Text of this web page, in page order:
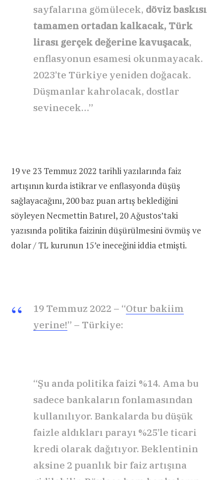
sayfalarına gömülecek, döviz baskısı
tamamen ortadan kalkacak, Türk
lirası gerçek değerine kavuşacak,
enflasyonun esamesi okunmayacak.
2023’te Türkiye yeniden doğacak.
Düşmanlar kahrolacak, dostlar
sevinecek…”
19 ve 23 Temmuz 2022 tarihli yazılarında faiz
artışının kurda istikrar ve enflasyonda düşüş
sağlayacağını, 200 baz puan artış beklediğini
söyleyen Necmettin Batırel, 20 Ağustos’taki
yazısında politika faizinin düşürülmesini övmüş ve
dolar / TL kurunun 15’e ineceğini iddia etmişti.
19 Temmuz 2022 – “Otur bakiim
yerine!” – Türkiye:
“Şu anda politika faizi %14. Ama bu
sadece bankaların fonlamasından
kullanılıyor. Bankalarda bu düşük
faizle aldıkları parayı %25’le ticari
kredi olarak dağıtıyor. Beklentinin
aksine 2 puanlık bir faiz artışına